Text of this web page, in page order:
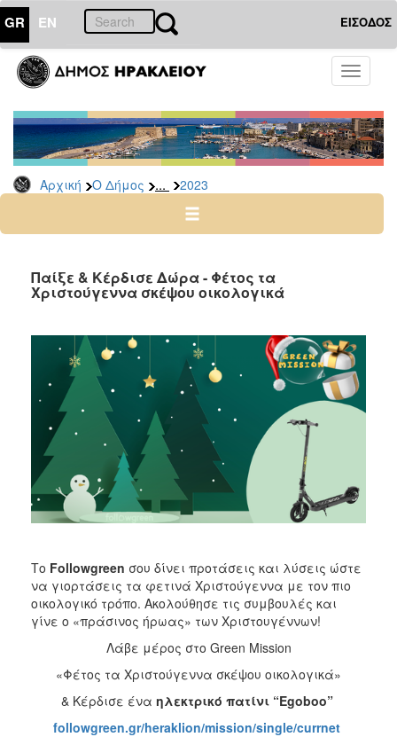
GR EN ΕΙΣΟΔΟΣ
Toggle
Αρχική Ο Δήμος ... 2023
ΔΗΜΟΣ
Δελτία
Τύπου
Αρχείο
2026
2024
2022
2020
2019
2015
2013
2011
2010
2006
Παίξε & Κέρδισε Δώρα - Φέτος τα
Χριστούγεννα σκέψου οικολογικά
Το Followgreen σου δίνει προτάσεις και λύσεις ώστε
να γιορτάσεις τα φετινά Χριστούγεννα με τον πιο
οικολογικό τρόπο. Ακολούθησε τις συμβουλές και
γίνε ο «πράσινος ήρωας» των Χριστουγέννων!
Λάβε μέρος στο Green Mission
«Φέτος τα Χριστούγεννα σκέψου οικολογικά»
& Κέρδισε ένα ηλεκτρικό πατίνι “Egoboo”
followgreen.gr/heraklion/mission/single/currnet